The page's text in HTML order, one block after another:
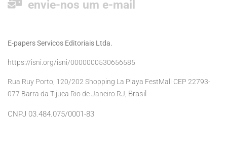
envie-nos um e-mail
E-papers Servicos Editoriais Ltda.
https://isni.org/isni/0000000530656585
Rua Ruy Porto, 120/202 Shopping La Playa FestMall CEP 22793-
077 Barra da Tijuca Rio de Janeiro RJ, Brasil
CNPJ 03.484.075/0001-83